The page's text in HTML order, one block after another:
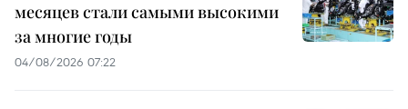
месяцев стали самыми высокими
за многие годы
04/08/2026 07:22